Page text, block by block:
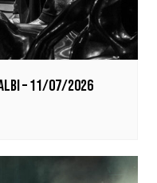
Albi – 11/07/2026